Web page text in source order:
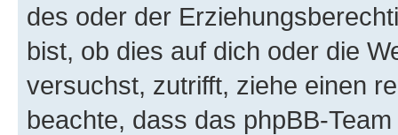
des oder der
bist, ob dies auf dich oder die
versuchst, zutrifft, ziehe einen
beachte, dass das phpBB-